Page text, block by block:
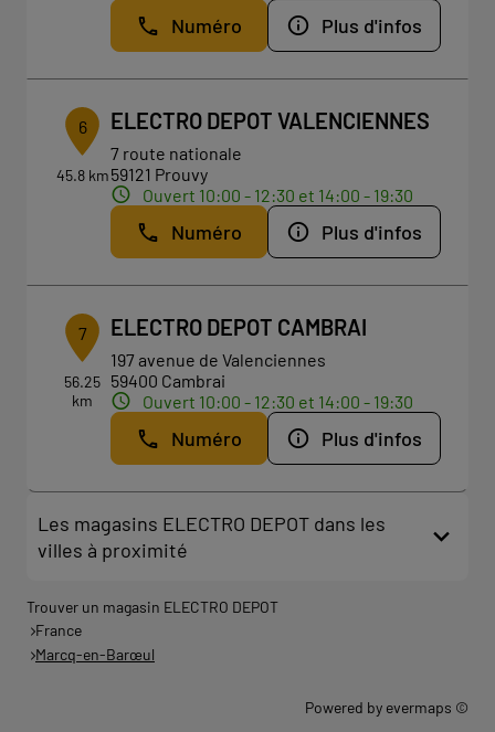
Numéro Plus d'infos
6
45.8 km
ELECTRO DEPOT VALENCIENNES
7 route nationale
59121 Prouvy
Ouvert 10:00 - 12:30 et 14:00 - 19:30
Numéro Plus d'infos
7
56.25
km
ELECTRO DEPOT CAMBRAI
197 avenue de Valenciennes
59400 Cambrai
Ouvert 10:00 - 12:30 et 14:00 - 19:30
Numéro Plus d'infos
Les magasins ELECTRO DEPOT dans les
villes à proximité
Trouver un magasin ELECTRO DEPOT
France
Marcq-en-Barœul
Powered by evermaps ©